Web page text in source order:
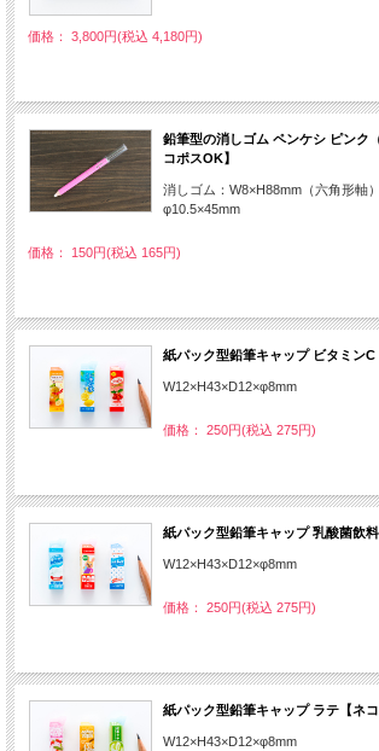
価格： 3,800円(税込 4,180円)
鉛筆型の消しゴム ペンケシ ピンク
コポスOK】
消しゴム：W8×H88mm（六角形軸
φ10.5×45mm
価格： 150円(税込 165円)
紙パック型鉛筆キャップ ビタミンC
W12×H43×D12×φ8mm
価格： 250円(税込 275円)
紙パック型鉛筆キャップ 乳酸菌飲
W12×H43×D12×φ8mm
価格： 250円(税込 275円)
紙パック型鉛筆キャップ ラテ【ネコ
W12×H43×D12×φ8mm